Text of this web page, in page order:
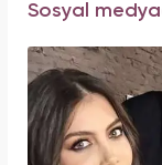
Sosyal